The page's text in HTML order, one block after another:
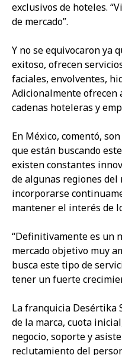
exclusivos de hoteles.
de mercado”.
Y no se equivocaron ya
exitoso, ofrecen
faciales, envolventes,
Adicionalmente ofrecen
cadenas hoteleras y
En México, comentó,
que están buscando
existen constantes
de algunas regiones del
incorporarse
mantener el interés de
“Definitivamente es un
mercado objetivo muy
busca este tipo de
tener un fuerte
La franquicia Desértika
de la marca, cuota
negocio, soporte y
reclutamiento del